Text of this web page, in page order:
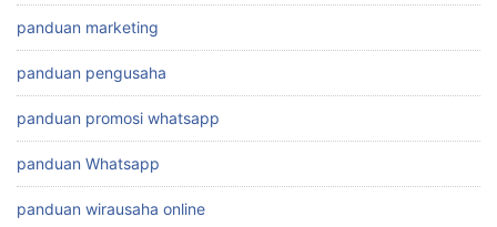
panduan marketing
panduan pengusaha
panduan promosi whatsapp
panduan Whatsapp
panduan wirausaha online